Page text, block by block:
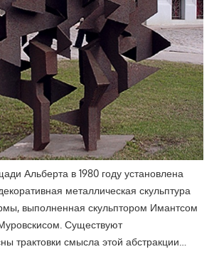
Альберта в 1980 году установлена
металлическая скульптура
выполненная скульптором Имантсом
Существуют
трактовки смысла этой абстракции…